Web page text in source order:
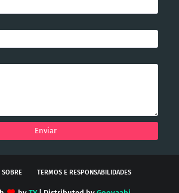
SOBRE TERMOS E RESPONSABILIDADES